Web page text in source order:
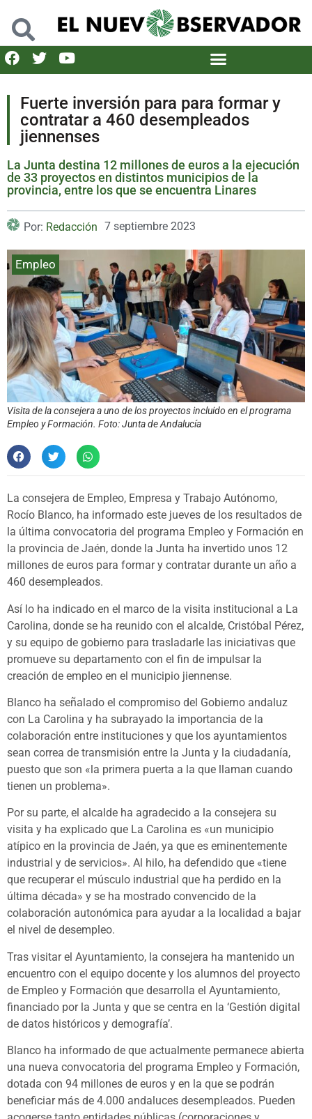
Fuerte inversión para para formar y
contratar a 460 desempleados
jiennenses
La Junta destina 12 millones de euros a la ejecución
de 33 proyectos en distintos municipios de la
provincia, entre los que se encuentra Linares
Por: Redacción 7 septiembre 2023
Empleo
Visita de la consejera a uno de los proyectos incluido en el programa
Empleo y Formación. Foto: Junta de Andalucía
La consejera de Empleo, Empresa y Trabajo Autónomo,
Rocío Blanco, ha informado este jueves de los resultados de
la última convocatoria del programa Empleo y Formación en
la provincia de Jaén, donde la Junta ha invertido unos 12
millones de euros para formar y contratar durante un año a
460 desempleados.
Así lo ha indicado en el marco de la visita institucional a La
Carolina, donde se ha reunido con el alcalde, Cristóbal Pérez,
y su equipo de gobierno para trasladarle las iniciativas que
promueve su departamento con el fin de impulsar la
creación de empleo en el municipio jiennense.
Blanco ha señalado el compromiso del Gobierno andaluz
con La Carolina y ha subrayado la importancia de la
colaboración entre instituciones y que los ayuntamientos
sean correa de transmisión entre la Junta y la ciudadanía,
puesto que son «la primera puerta a la que llaman cuando
tienen un problema».
Por su parte, el alcalde ha agradecido a la consejera su
visita y ha explicado que La Carolina es «un municipio
atípico en la provincia de Jaén, ya que es eminentemente
industrial y de servicios». Al hilo, ha defendido que «tiene
que recuperar el músculo industrial que ha perdido en la
última década» y se ha mostrado convencido de la
colaboración autonómica para ayudar a la localidad a bajar
el nivel de desempleo.
Tras visitar el Ayuntamiento, la consejera ha mantenido un
encuentro con el equipo docente y los alumnos del proyecto
de Empleo y Formación que desarrolla el Ayuntamiento,
financiado por la Junta y que se centra en la ‘Gestión digital
de datos históricos y demografía’.
Blanco ha informado de que actualmente permanece abierta
una nueva convocatoria del programa Empleo y Formación,
dotada con 94 millones de euros y en la que se podrán
beneficiar más de 4.000 andaluces desempleados. Pueden